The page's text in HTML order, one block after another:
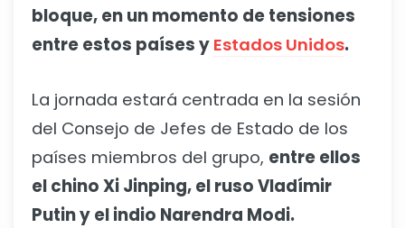
bloque, en un momento de tensiones
entre estos países y Estados Unidos.
La jornada estará centrada en la sesión
del Consejo de Jefes de Estado de los
países miembros del grupo, entre ellos
el chino Xi Jinping, el ruso Vladímir
Putin y el indio Narendra Modi.